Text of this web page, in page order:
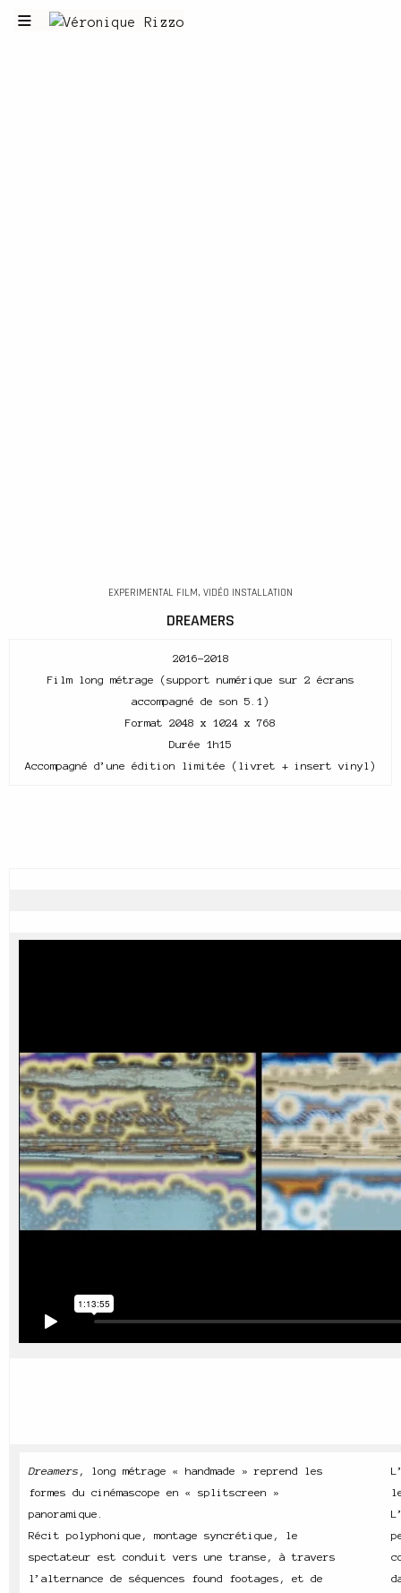
EXPERIMENTAL FILM, VIDÉO INSTALLATION
DREAMERS
2016-2018
Film long métrage (support numérique sur 2 écrans
accompagné de son 5.1)
Format 2048 x 1024 x 768
Durée 1h15
Accompagné d’une édition limitée (livret + insert vinyl)
Dreamers , long métrage « handmade » reprend les
formes du cinémascope en « splitscreen »
panoramique.
Récit polyphonique, montage syncrétique, le
spectateur est conduit vers une transe, à travers
l’alternance de séquences found footages, et de